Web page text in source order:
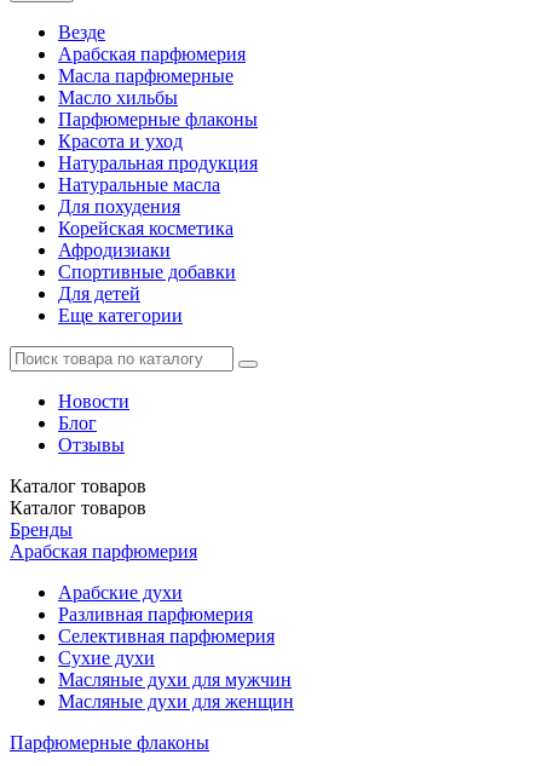
Везде
Арабская парфюмерия
Масла парфюмерные
Масло хильбы
Парфюмерные флаконы
Красота и уход
Натуральная продукция
Натуральные масла
Для похудения
Корейская косметика
Афродизиаки
Спортивные добавки
Для детей
Еще категории
Новости
Блог
Отзывы
Каталог товаров
Каталог товаров
Бренды
Арабская парфюмерия
Арабские духи
Разливная парфюмерия
Селективная парфюмерия
Сухие духи
Масляные духи для мужчин
Масляные духи для женщин
Парфюмерные флаконы